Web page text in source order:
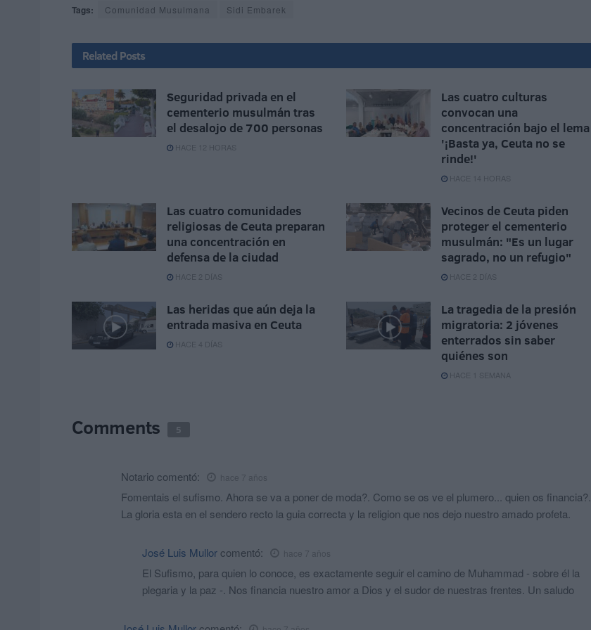
Tags: Comunidad Musulmana Sidi Embarek
Related Posts
Seguridad privada en el
cementerio musulmán tras
el desalojo de 700 personas
HACE 12 HORAS
Las cuatro culturas
convocan una
concentración bajo el lema
'¡Basta ya, Ceuta no se
rinde!'
HACE 14 HORAS
Las cuatro comunidades
religiosas de Ceuta preparan
una concentración en
defensa de la ciudad
HACE 2 DÍAS
Vecinos de Ceuta piden
proteger el cementerio
musulmán: "Es un lugar
sagrado, no un refugio"
HACE 2 DÍAS
Las heridas que aún deja la
entrada masiva en Ceuta
HACE 4 DÍAS
La tragedia de la presión
migratoria: 2 jóvenes
enterrados sin saber
quiénes son
HACE 1 SEMANA
Comments 5
Notario comentó: hace 7 años
Fomentais el sufismo. Ahora se va a poner de moda?. Como se os ve el plumero... quien os financia?.
La gloria esta en el sendero recto la guia correcta y la religion que nos dejo nuestro amado profeta.
José Luis Mullor comentó: hace 7 años
El Sufismo, para quien lo conoce, es exactamente seguir el camino de Muhammad - sobre él la
plegaria y la paz -. Nos financia nuestro amor a Dios y el sudor de nuestras frentes. Un saludo